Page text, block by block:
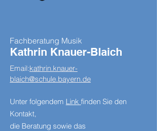
Fachberatung Musik
Kathrin Knauer-Blaich
Email:kathrin.knauer-
blaich@schule.bayern.de
Unter folgendem Link finden Sie den
Kontakt,
die Beratung sowie das